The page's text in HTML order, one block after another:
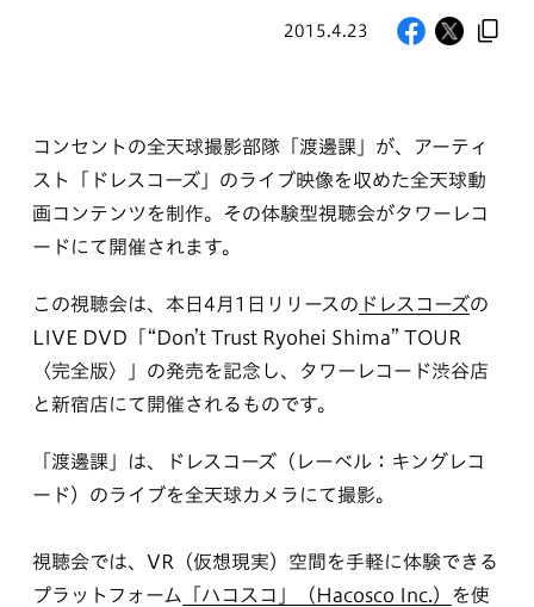
2015.4.23
コンセントの全天球撮影部隊「渡邊課」が、アーティ
スト「ドレスコーズ」のライブ映像を収めた全天球動
画コンテンツを制作。その体験型視聴会がタワーレコ
ードにて開催されます。
この視聴会は、本日4月1日リリースの ドレスコーズの
LIVE DVD「“Don’t Trust Ryohei Shima” TOUR
〈完全版〉」の発売を記念し、タワーレコード渋谷店
と新宿店にて開催されるものです。
「渡邊課」は、ドレスコーズ（レーベル：キングレコ
ード）のライブを全天球カメラにて撮影。
視聴会では、VR（仮想現実）空間を手軽に体験できる
プラットフォーム 「ハコスコ」（Hacosco Inc.）
を使